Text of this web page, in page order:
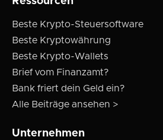
Beste Krypto-Steuersoftware
Beste Kryptowährung
Beste Krypto-Wallets
Brief vom Finanzamt?
Bank friert dein Geld ein?
Alle Beiträge ansehen >
Unternehmen